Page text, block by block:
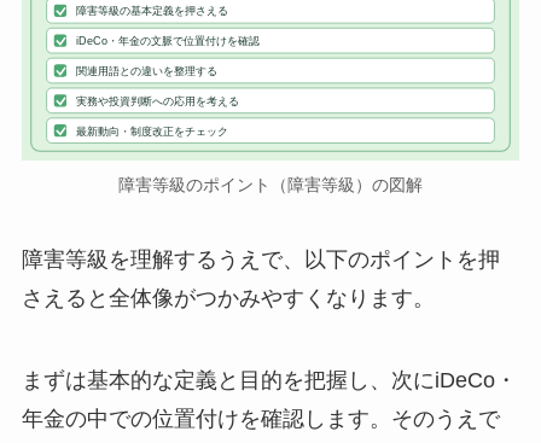
障害等級の基本定義を押さえる
iDeCo・年金の文脈で位置付けを確認
関連用語との違いを整理する
実務や投資判断への応用を考える
最新動向・制度改正をチェック
障害等級のポイント（障害等級）の図解
障害等級を理解するうえで、以下のポイントを押
さえると全体像がつかみやすくなります。
まずは基本的な定義と目的を把握し、次にiDeCo・
年金の中での位置付けを確認します。そのうえで